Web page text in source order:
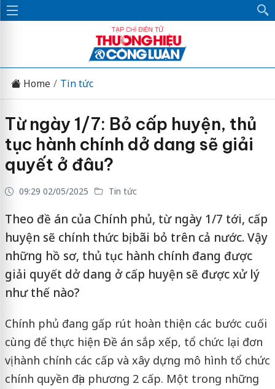
Home Tin tức
Từ ngày 1/7: Bỏ cấp huyện, thủ
tục hành chính dở dang sẽ giải
quyết ở đâu?
09:29 02/05/2025 Tin tức
Theo đề án của Chính phủ, từ ngày 1/7 tới, cấp
huyện sẽ chính thức bị bãi bỏ trên cả nước. Vậy
những hồ sơ, thủ tục hành chính đang được
giải quyết dở dang ở cấp huyện sẽ được xử lý
như thế nào?
Chính phủ đang gấp rút hoàn thiện các bước cuối
cùng để thực hiện Đề án sắp xếp, tổ chức lại đơn
vị hành chính các cấp và xây dựng mô hình tổ chức
chính quyền địa phương 2 cấp. Một trong những